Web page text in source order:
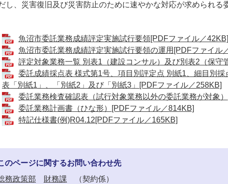
し、災害復旧及び災害防止のために速やかな対応が求められる
魚沼市委託業務成績評定実施試行要領[PDFファイル／42KB]
魚沼市委託業務成績評定実施試行要領の運用[PDFファイル
評定対象業務一覧 別表1（建設コンサル）及び別表2（保守
委託成績採点表 様式第1号、項目別評定点 別紙1、細目別
表「別紙1」、「別紙2」及び「別紙3」[PDFファイル／258KB]
委託業務検査確認表（試行対象業務以外の委託業務が対象
委託業務計画書（ひな形）[PDFファイル／814KB]
特記仕様書(例)R04.12[PDFファイル／165KB]
のページに関するお問い合わせ先
務政策部
財務課
契約係